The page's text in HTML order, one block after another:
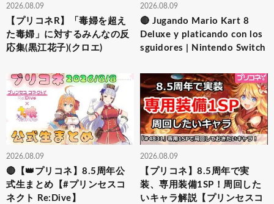
2026.08.09
【プリコネR】「毒婦を超え
た毒婦」に対するみんなの反
応集(黒江花子)(クロエ)
2026.08.09
🔴 Jugando Mario Kart 8
Deluxe y platicando con los
sguidores | Nintendo Switch
2026.08.09
🔴【👑プリコネ】8.5周年公
式生まとめ【#プリンセスコ
ネクト Re:Dive】
2026.08.09
【プリコネ】8.5周年で実
装、専用装備1SP！周回した
いキャラ解説【プリンセスコ